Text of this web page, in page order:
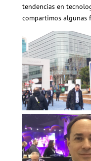
tendencias en
compartimos algunas